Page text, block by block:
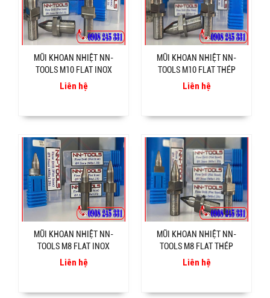
MŨI KHOAN NHIỆT NN-
TOOLS M10 FLAT INOX
Liên hệ
MŨI KHOAN NHIỆT NN-
TOOLS M10 FLAT THÉP
Liên hệ
MŨI KHOAN NHIỆT NN-
TOOLS M8 FLAT INOX
Liên hệ
MŨI KHOAN NHIỆT NN-
TOOLS M8 FLAT THÉP
Liên hệ